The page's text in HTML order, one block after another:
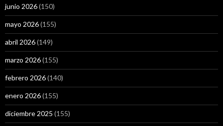
junio 2026(150)
mayo 2026(155)
abril 2026(149)
marzo 2026(155)
febrero 2026(140)
enero 2026(155)
diciembre 2025 (155)